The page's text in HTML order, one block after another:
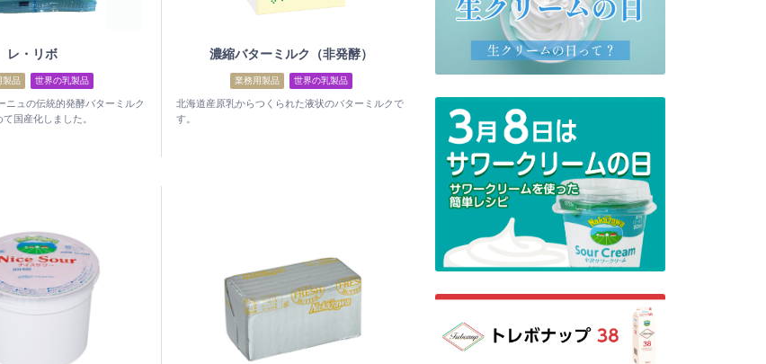
レ・リボ
製品 世界の乳製品
ニュの伝統的発酵バターミルク
国産化しました。
濃縮バターミルク（非発酵）
業務用製品 世界の乳製品
北海道産原乳からつくられた液状のバターミルクで
す。